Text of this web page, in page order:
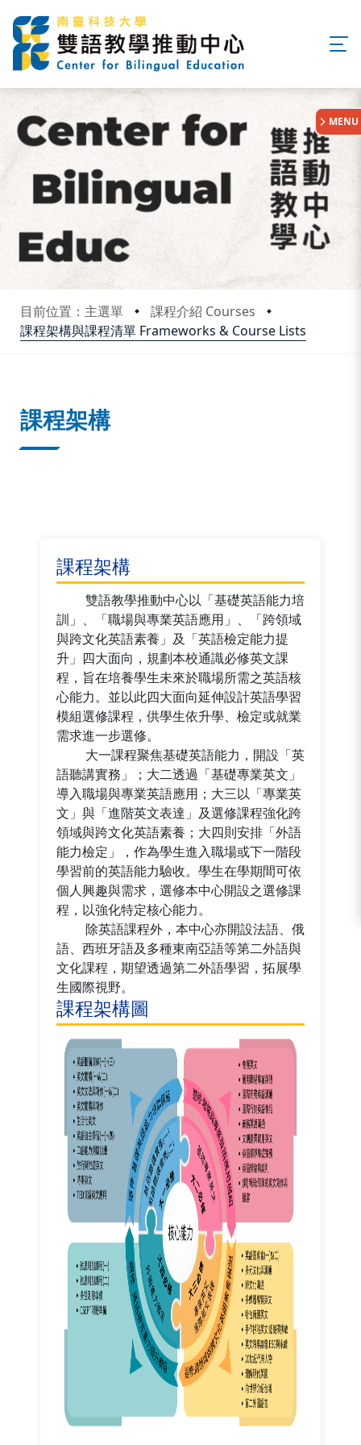
目前位置：主選單
課程介紹 Courses
課程架構與課程清單 Frameworks & Course Lists
:::
MENU
課程架構
課程架構
雙語教學推動中心以「基礎英語能力培
訓」、「職場與專業英語應用」、「跨領域
與跨文化英語素養」及「英語檢定能力提
升」四大面向，規劃本校通識必修英文課
程，旨在培養學生未來於職場所需之英語核
心能力。並以此四大面向延伸設計英語學習
模組選修課程，供學生依升學、檢定或就業
需求進一步選修。
大一課程聚焦基礎英語能力，開設「英
語聽講實務」；大二透過「基礎專業英文」
導入職場與專業英語應用；大三以「專業英
文」與「進階英文表達」及選修課程強化跨
領域與跨文化英語素養；大四則安排「外語
能力檢定」，作為學生進入職場或下一階段
學習前的英語能力驗收。學生在學期間可依
個人興趣與需求，選修本中心開設之選修課
程，以強化特定核心能力。
除英語課程外，本中心亦開設法語、俄
語、西班牙語及多種東南亞語等第二外語與
文化課程，期望透過第二外語學習，拓展學
生國際視野。
課程架構圖